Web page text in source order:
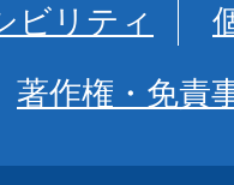
ビリティ
著作権・免責